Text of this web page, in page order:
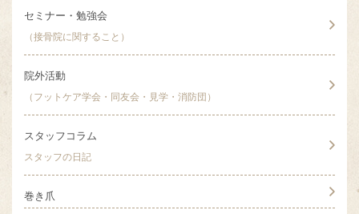
セミナー・勉強会
（接骨院に関すること）
院外活動
（フットケア学会・同友会・見学・消防団）
スタッフコラム
スタッフの日記
巻き爪